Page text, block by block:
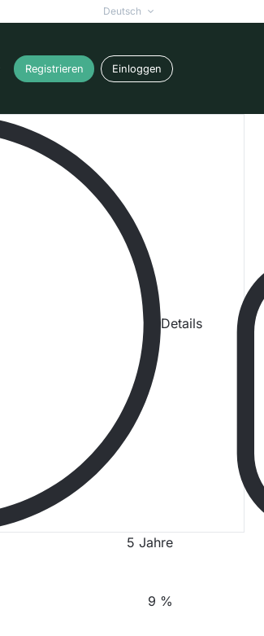
Deutsch
Registrieren Einloggen
Details
€ 102.250
5 Jahre
9 %